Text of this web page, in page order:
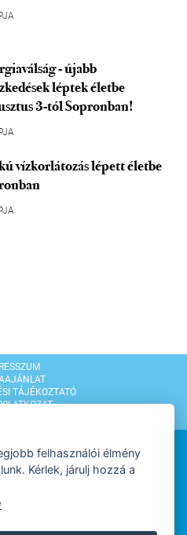
- újabb
léptek életbe
3-tól Sopronban!
vízkorlátozás lépett életbe
TÁJÉKOZTATÓ
felhasználói élmény
Kérlek, járulj hozzá a